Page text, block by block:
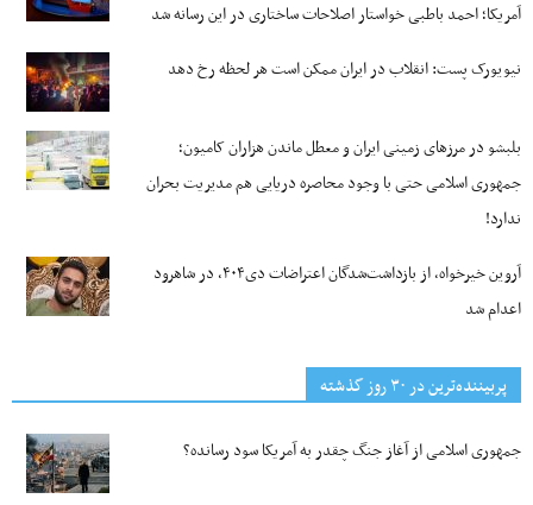
آمریکا؛ احمد باطبی خواستار اصلاحات ساختاری در این رسانه شد
نیویورک پست: انقلاب در ایران ممکن است هر لحظه رخ دهد
بلبشو در مرزهای زمینی ایران و معطل ماندن هزاران کامیون؛
جمهوری اسلامی حتی با وجود محاصره دریایی هم مدیریت بحران
ندارد!
آروین خیرخواه، از بازداشت‌شدگان اعتراضات دی۴۰۴، در شاهرود
اعدام شد
پربیننده‌ترین‌ در ۳۰ روز گذشته
جمهوری اسلامی از آغاز جنگ چقدر به آمریکا سود رسانده؟